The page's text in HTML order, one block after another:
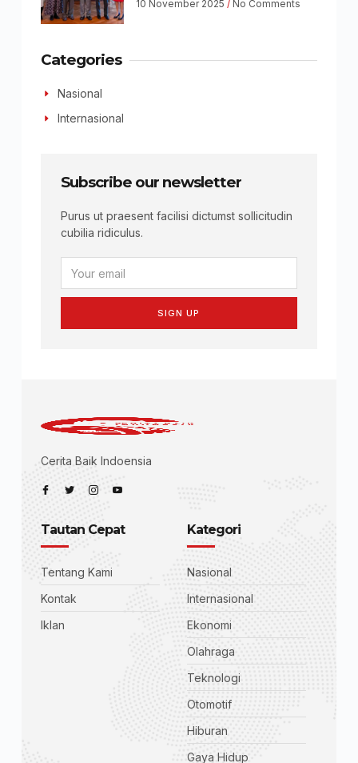
10 November 2025 No Comments
Categories
Nasional
Internasional
Subscribe our newsletter
Purus ut praesent facilisi dictumst sollicitudin
cubilia ridiculus.
SIGN UP
Cerita Baik Indoensia
Tautan Cepat
Tentang Kami
Kontak
Iklan
Kategori
Nasional
Internasional
Ekonomi
Olahraga
Teknologi
Otomotif
Hiburan
Gaya Hidup